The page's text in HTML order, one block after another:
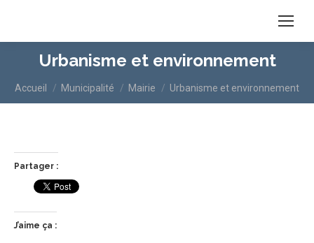
Urbanisme et environnement
Vous êtes ici :
Accueil Municipalité Mairie Urbanisme et environnement
Partager :
J’aime ça :